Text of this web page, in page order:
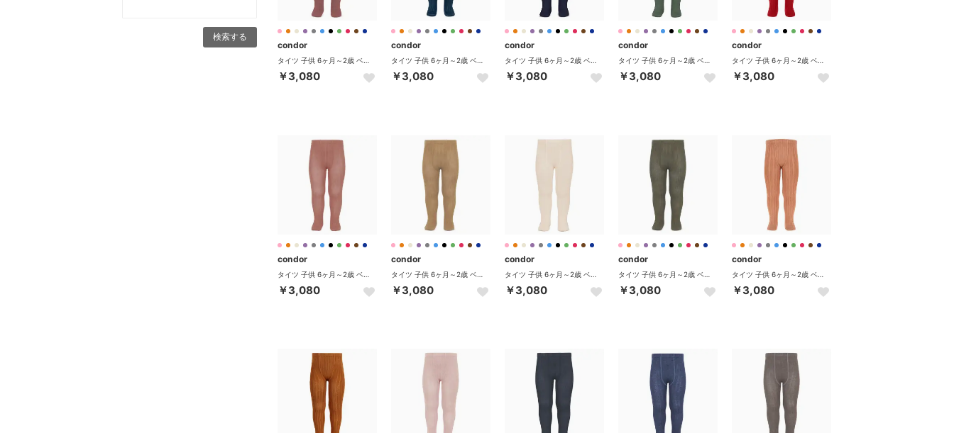
condor
￥3,080
condor
￥3,080
condor
￥3,080
condor
￥3,080
condor
￥3,080
condor
￥3,080
condor
￥3,080
condor
￥3,080
condor
￥3,080
condor
￥3,080